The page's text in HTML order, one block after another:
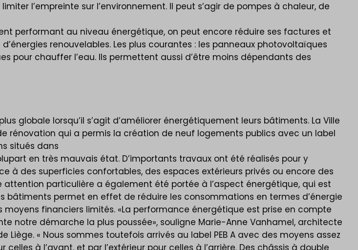
l’empreinte sur l’environnement. Il peut s’agir de pompes à chaleur, de
performant au niveau énergétique, on peut encore réduire ses factures et
renouvelables. Les plus courantes : les panneaux photovoltaïques
pour chauffer l’eau. Ils permettent aussi d’être moins dépendants des
globale lorsqu’il s’agit d’améliorer énergétiquement leurs bâtiments. La Ville
rénovation qui a permis la création de neuf logements publics avec un label
situés dans
en très mauvais état. D’importants travaux ont été réalisés pour y
des superficies confortables, des espaces extérieurs privés ou encore des
particulière a également été portée à l’aspect énergétique, qui est
permet en effet de réduire les consommations en termes d’énergie
financiers limités. «La performance énergétique est prise en compte
notre démarche la plus poussée», souligne Marie-Anne Vanhamel, architecte
« Nous sommes toutefois arrivés au label PEB A avec des moyens assez
à l’avant, et par l’extérieur pour celles à l’arrière. Des châssis à double